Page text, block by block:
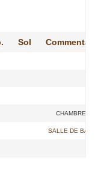
Sol
CHAMBRE 1 -
SALLE DE BAINS -